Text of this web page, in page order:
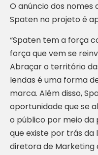
O anúncio dos nomes
Spaten no projeto é
“Spaten tem a força
força que vem se
Abraçar o território
lendas é uma forma
marca. Além disso,
oportunidade que se
o público por meio da
que existe por trás da
diretora de Marketing